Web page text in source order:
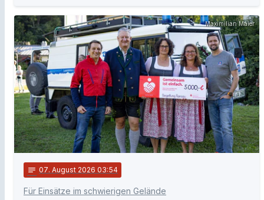
Maximilian Maier
notes 07. August 2026 03:54
Für Einsätze im schwierigen Gelände